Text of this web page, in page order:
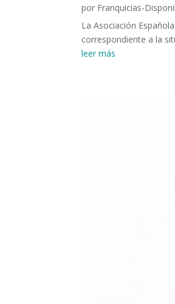
por Franquicias-
La Asociación
correspondiente a la
leer más